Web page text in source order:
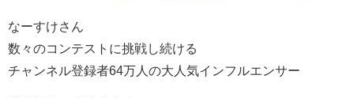
なーすけさん
数々のコンテストに挑戦し続ける
チャンネル登録者64万人の大人気インフルエンサー